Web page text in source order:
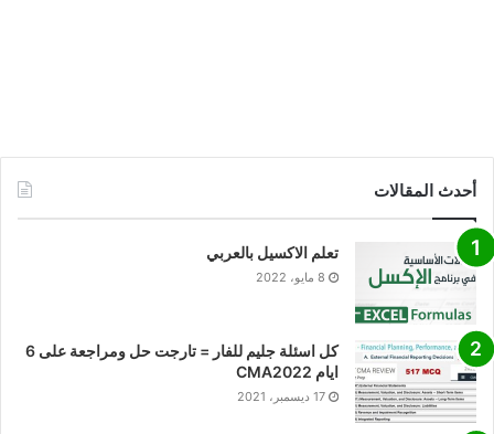
أحدث المقالات
تعلم الاكسيل بالعربي
8 مايو، 2022
كل اسئلة جليم للفار = تارجت حل ومراجعة على 6
ايام CMA2022
17 ديسمبر، 2021